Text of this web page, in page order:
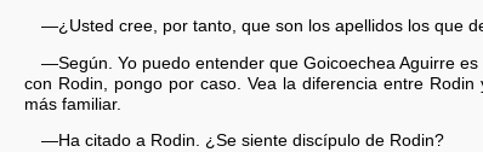
—¿Usted cree, por tanto, que son los apellidos los que
—Según. Yo puedo entender que Goicoechea Aguirre
con Rodin, pongo por caso. Vea la diferencia entre
más familiar.
—Ha citado a Rodin. ¿Se siente discípulo de Rodin?